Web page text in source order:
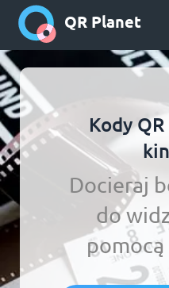
QR Planet
Kody
Docieraj
do